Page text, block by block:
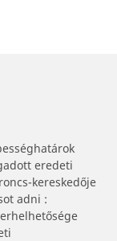
eredeti
kereskedője
adni :